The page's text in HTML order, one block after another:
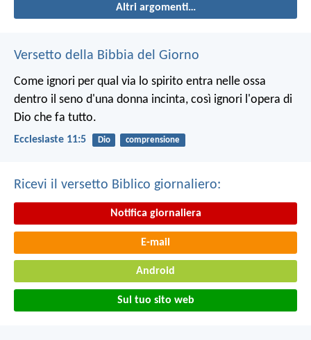
Altri argomenti…
Versetto della Bibbia del Giorno
Come ignori per qual via lo spirito entra nelle ossa
dentro il seno d'una donna incinta, così ignori l'opera di
Dio che fa tutto.
Ecclesiaste 11:5 Dio comprensione
Ricevi il versetto Biblico giornaliero:
Notifica giornaliera
E-mail
Android
Sul tuo sito web